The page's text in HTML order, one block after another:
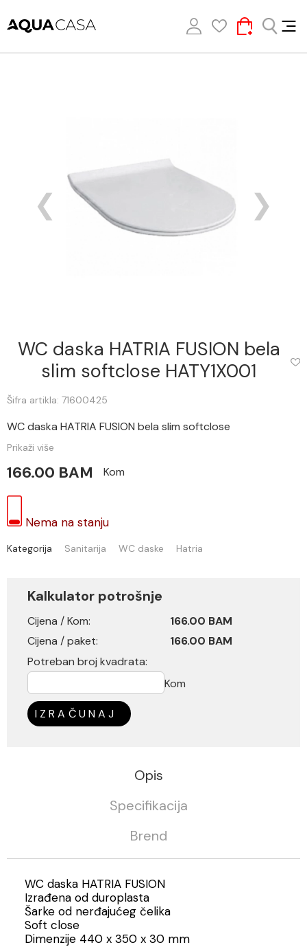
WC daska HATRIA FUSION bela
slim softclose HATY1X001
Šifra artikla: 71600425
WC daska HATRIA FUSION bela slim softclose
Prikaži više
166.00 BAM Kom
Nema na stanju
Kategorija Sanitarija WC daske Hatria
Kalkulator potrošnje
Cijena / Kom:
166.00 BAM
Cijena / paket:
166.00 BAM
Potreban broj kvadrata:
Kom
IZRAČUNAJ
Opis
Specifikacija
Brend
WC daska HATRIA FUSION
Izrađena od duroplasta
Šarke od nerđajućeg čelika
Soft close
Dimenzije 440 x 350 x 30 mm